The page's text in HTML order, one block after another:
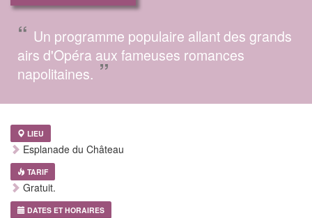
“ Un programme populaire allant des grands
airs d'Opéra aux fameuses romances
napolitaines. ”
LIEU
Esplanade du Château
TARIF
Gratuit.
DATES ET HORAIRES